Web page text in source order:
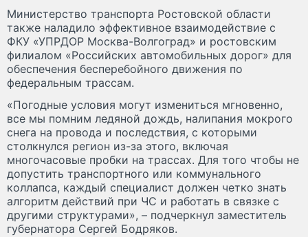
Министерство транспорта Ростовской области
также наладило эффективное взаимодействие с
ФКУ «УПРДОР Москва-Волгоград» и ростовским
филиалом «Российских автомобильных дорог» для
обеспечения бесперебойного движения по
федеральным трассам.
«Погодные условия могут измениться мгновенно,
все мы помним ледяной дождь, налипания мокрого
снега на провода и последствия, с которыми
столкнулся регион из-за этого, включая
многочасовые пробки на трассах. Для того чтобы не
допустить транспортного или коммунального
коллапса, каждый специалист должен четко знать
алгоритм действий при ЧС и работать в связке с
другими структурами», – подчеркнул заместитель
губернатора Сергей Бодряков.